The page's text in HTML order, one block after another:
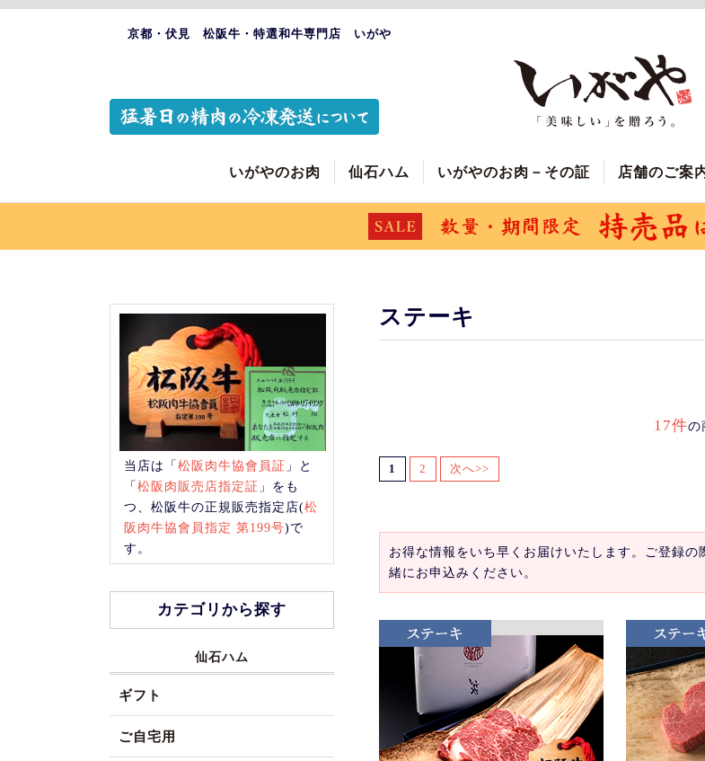
京都・伏見 松阪牛・特選和牛専門店 いがや
いがやのお肉 仙石ハム いがやのお肉－その証 店舗のご案
ステーキ
17件の
1 2 次へ>>
お得な情報をいち早くお届けいたします。ご登録
緒にお申込みください。
当店は「松阪肉牛協會員証 」と
「松阪肉販売店指定証 」をも
つ、松阪牛の正規販売指定店(松
阪肉牛協會員指定 第199号)で
す。
カテゴリから探す
仙石ハム
ギフト
ご自宅用